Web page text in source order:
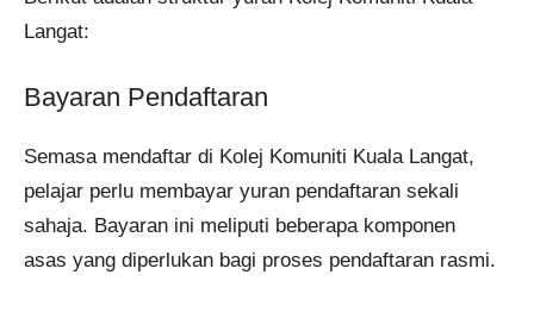
Langat:
Bayaran Pendaftaran
Semasa mendaftar di Kolej Komuniti Kuala Langat,
pelajar perlu membayar yuran pendaftaran sekali
sahaja. Bayaran ini meliputi beberapa komponen
asas yang diperlukan bagi proses pendaftaran rasmi.